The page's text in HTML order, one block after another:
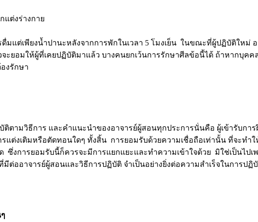
แต่งร่างกาย
แต่เพียงน้ำปานะหลังจากการพักในเวลา 5 โมงเย็น ในขณะที่ผู้ปฏิบัติใหม่
ะยอมให้ผู้ที่เคยปฏิบัติมาแล้ว บางคนยกเว้นการรักษาศีลข้อนี้ได้ ถ้าหากบุคค
งรักษา
ตามวิธีการ และคำแนะนำของอาจารย์ผู้สอนทุกประการนั่นคือ ผู้เข้ารับการ
ต่งเติมหรือตัดทอนใดๆ ทั้งสิ้น การยอมรับด้วยความเชื่อถือเท่านั้น ที่จะทำใ
งการยอมรับนี้ก็ควรจะมีการแยกแยะและทำความเข้าใจด้วย มิใช่เป็นไปเ
ออาจารย์ผู้สอนและวิธีการปฏิบัติ จำเป็นอย่างยิ่งต่อความสำเร็จในการปฏิ